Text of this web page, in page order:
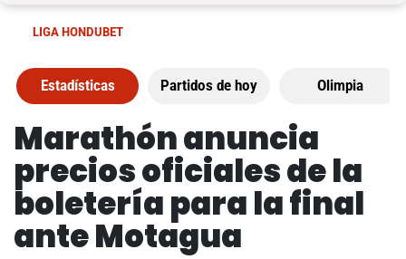
LIGA HONDUBET
Estadísticas Partidos de hoy Olimpia
Marathón anuncia
precios oficiales de la
boletería para la final
ante Motagua